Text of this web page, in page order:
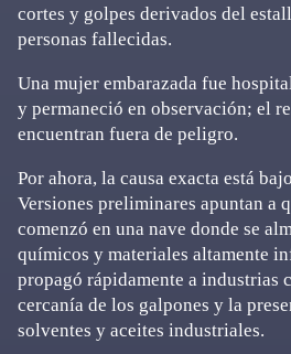
cortes y golpes derivados del
personas fallecidas.
Una mujer embarazada fue
y permaneció en observación; el
encuentran fuera de peligro.
Por ahora, la causa exacta está
Versiones preliminares apuntan a
comenzó en una nave donde se
químicos y materiales altamente
propagó rápidamente a industrias
cercanía de los galpones y la
solventes y aceites industriales.